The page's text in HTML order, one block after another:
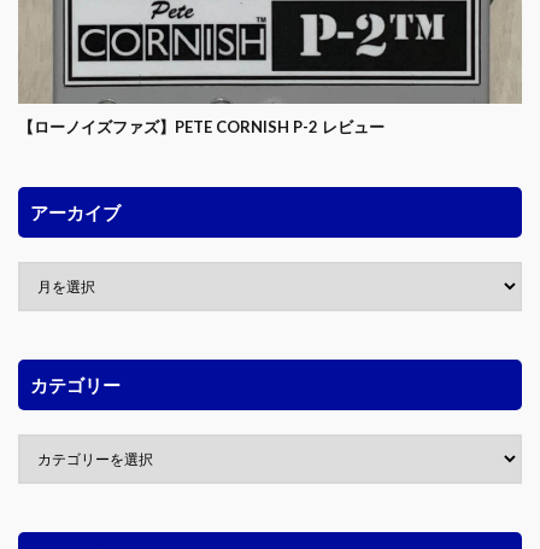
【ローノイズファズ】PETE CORNISH P-2 レビュー
アーカイブ
カテゴリー